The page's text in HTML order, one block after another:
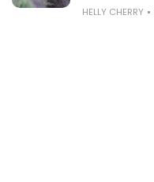
HELLY CHERRY